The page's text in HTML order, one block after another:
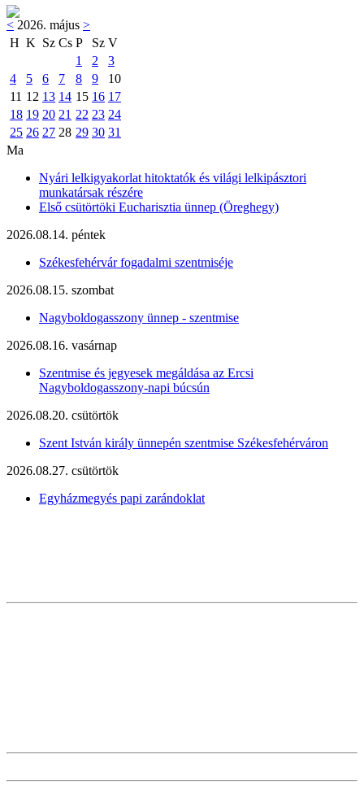
< 2026. május >
H K Sz Cs P Sz V
1
2
3
4
5 6 7 8 9
10
11 12 13 14 15 16 17
18 19 20 21 22 23 24
25 26 27 28 29 30 31
Ma
Nyári lelkigyakorlat hitoktatók és világi lelkipásztori
munkatársak részére
Első csütörtöki Eucharisztia ünnep (Öreghegy)
2026.08.14. péntek
Székesfehérvár fogadalmi szentmiséje
2026.08.15. szombat
Nagyboldogasszony ünnep - szentmise
2026.08.16. vasárnap
Szentmise és jegyesek megáldása az Ercsi
Nagyboldogasszony-napi búcsún
2026.08.20. csütörtök
Szent István király ünnepén szentmise Székesfehérváron
2026.08.27. csütörtök
Egyházmegyés papi zarándoklat